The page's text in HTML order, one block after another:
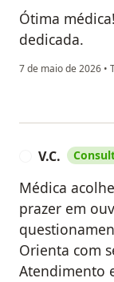
Ótima
dedicada.
7 de maio de 2026 •
V.C.
Médica
prazer em
Orienta com
Atendimento